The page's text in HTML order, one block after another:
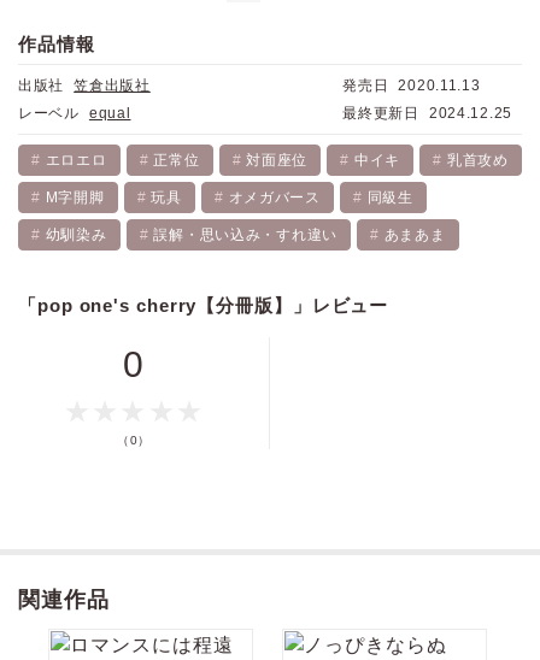
作品情報
出版社
笠倉出版社
レーベル
equal
発売日
2020.11.13
最終更新日
2024.12.25
エロエロ 正常位 対面座位 中イキ 乳首攻め
M字開脚 玩具 オメガバース 同級生
幼馴染み 誤解・思い込み・すれ違い あまあま
「pop one's cherry【分冊版】」レビュー
0
（0）
関連作品